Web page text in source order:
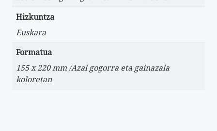
Hizkuntza
Euskara
Formatua
155 x 220 mm /Azal gogorra eta gainazala
koloretan